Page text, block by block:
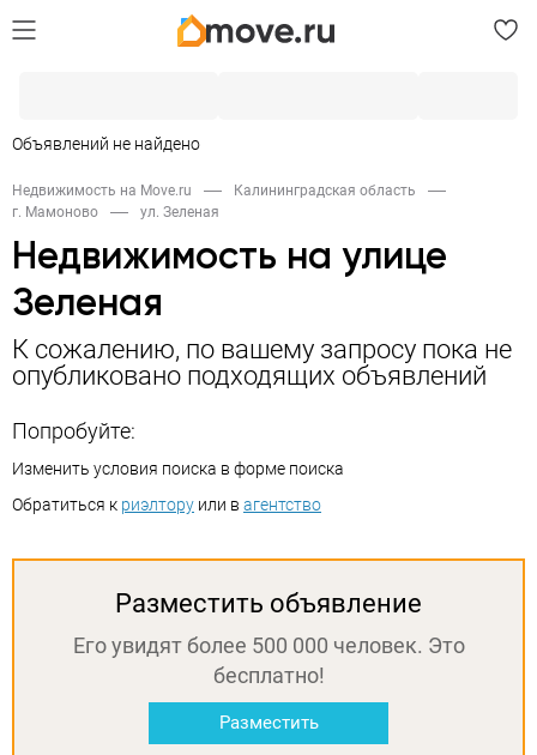
Объявлений не найдено
Недвижимость на Move.ru
Калининградская область
г. Мамоново
ул. Зеленая
Недвижимость на улице
Зеленая
К сожалению, по вашему запросу пока не
опубликовано подходящих объявлений
Попробуйте:
Изменить условия поиска в форме поиска
Обратиться к риэлтору или в агентство
Разместить объявление
Его увидят более 500 000 человек. Это
бесплатно!
Разместить